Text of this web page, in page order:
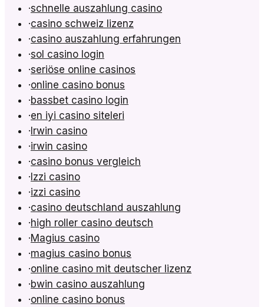
·schnelle auszahlung casino
·casino schweiz lizenz
·casino auszahlung erfahrungen
·sol casino login
·seriöse online casinos
·online casino bonus
·bassbet casino login
·en iyi casino siteleri
· Irwin casino
·irwin casino
·casino bonus vergleich
· Izzi casino
·izzi casino
·casino deutschland auszahlung
·high roller casino deutsch
·Magius casino
·magius casino bonus
·online casino mit deutscher lizenz
·bwin casino auszahlung
·online casino bonus